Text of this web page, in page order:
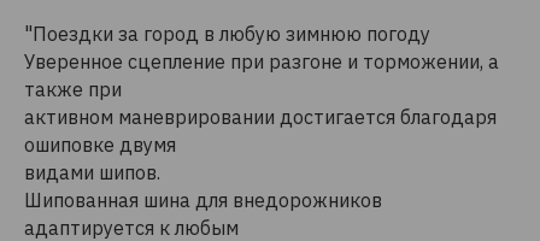
"Поездки за город в любую зимнюю погоду
Уверенное сцепление при разгоне и торможении, а
также при
активном маневрировании достигается благодаря
ошиповке двумя
видами шипов.
Шипованная шина для внедорожников
адаптируется к любым